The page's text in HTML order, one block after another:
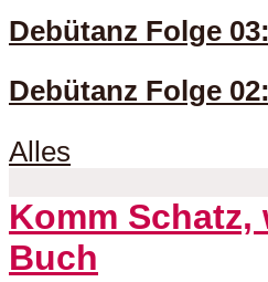
Debütanz Folge
Debütanz Folge
Alles
Komm Schatz,
Buch